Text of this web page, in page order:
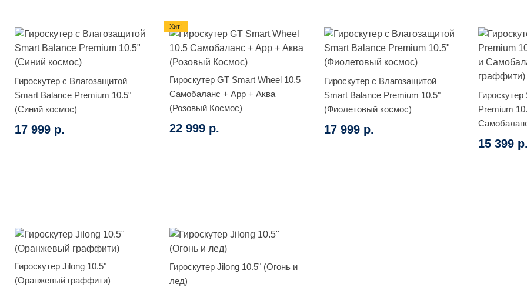
Гироскутер с Влагозащитой
Smart Balance Premium 10.5"
(Синий космос)
17 999 р.
Гироскутер GT Smart Wheel 10.5
Самобаланс + App + Аква
(Розовый Космос)
22 999 р.
Хит!
Гироскутер с Влагозащитой
Smart Balance Premium 10.5"
(Фиолетовый космос)
17 999 р.
Premium
граффити)
15 399 р.
Гироскутер Jilong 10.5"
(Оранжевый граффити)
Гироскутер Jilong 10.5" (Огонь и
лед)